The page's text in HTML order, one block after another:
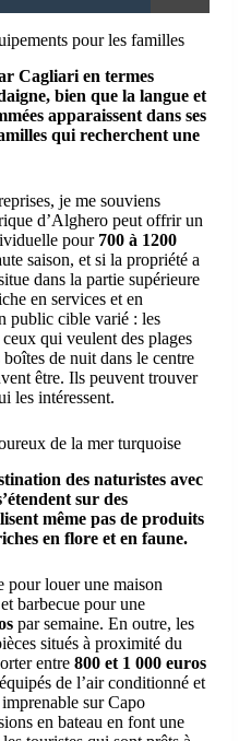
pour les familles
Cagliari en termes
bien que la langue et
apparaissent dans ses
qui recherchent une
je me souviens
d’Alghero peut offrir un
pour 700 à 1200
saison, et si la propriété a
dans la partie supérieure
en services et en
public cible varié : les
qui veulent des plages
de nuit dans le centre
être. Ils peuvent trouver
les intéressent.
de la mer turquoise
des naturistes avec
sur des
même pas de produits
en flore et en faune.
pour louer une maison
barbecue pour une
par semaine. En outre, les
situés à proximité du
entre 800 et 1 000 euros
de l’air conditionné et
sur Capo
en bateau en font une